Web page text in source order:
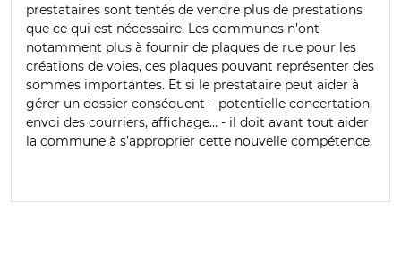
prestataires sont tentés de vendre plus de prestations
que ce qui est nécessaire. Les communes n’ont
notamment plus à fournir de plaques de rue pour les
créations de voies, ces plaques pouvant représenter des
sommes importantes. Et si le prestataire peut aider à
gérer un dossier conséquent – potentielle concertation,
envoi des courriers, affichage… - il doit avant tout aider
la commune à s’approprier cette nouvelle compétence.